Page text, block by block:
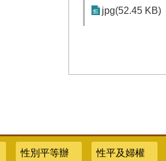
jpg(52.45 KB)
性別平等辦
性平及婦權